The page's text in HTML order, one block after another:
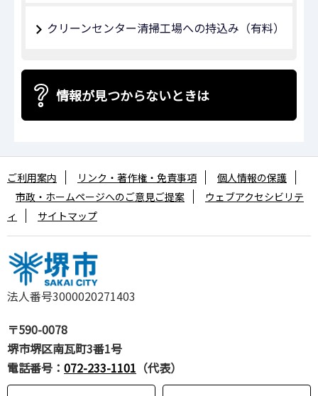
クリーンセンター清掃工場への持込み（有料）
情報が見つからないときは
法人番号3000020271403
〒590-0078
堺市堺区南瓦町3番1号
電話番号： 072-233-1101 （代表）
ご利用案内 リンク・著作権・免責事項
個人情報の保護
市政・ホームページへのご意見ご提案
ウェブアクセシビリテ
ィ
サイトマップ